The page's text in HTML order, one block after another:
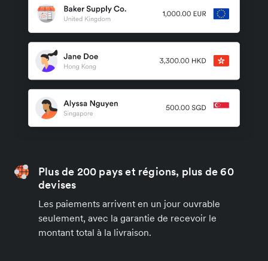
Plus de 200 pays et régions, plus de 60
devises
Les paiements arrivent en un jour ouvrable
seulement, avec la garantie de recevoir le
montant total à la livraison.